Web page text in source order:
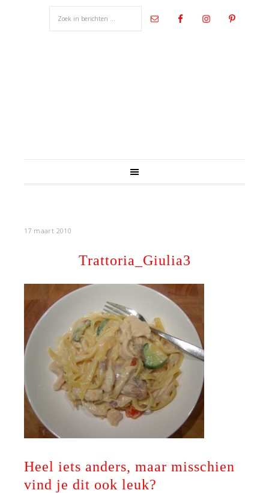
17 maart 2010
Trattoria_Giulia3
Heel iets anders, maar misschien
vind je dit ook leuk?